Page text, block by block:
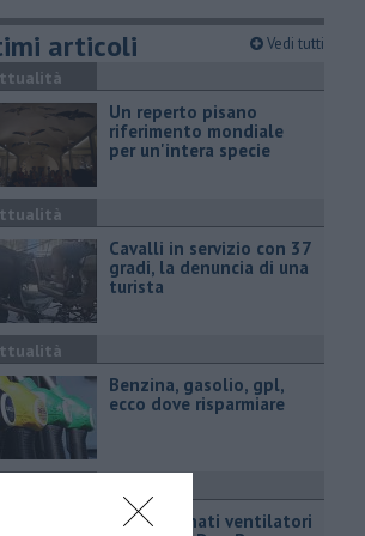
articoli Vedi tutti
Un reperto pisano
riferimento mondiale
per un'intera specie
Cavalli in servizio con 37
gradi, la denuncia di una
turista
​Benzina, gasolio, gpl,
ecco dove risparmiare
Caldo, donati ventilatori